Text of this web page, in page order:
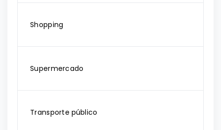
Shopping
Supermercado
Transporte público